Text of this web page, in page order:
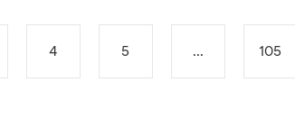
4 5 ... 105